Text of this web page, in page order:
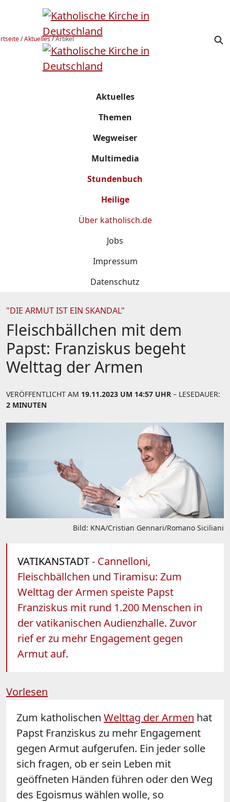
/Aktuelles/Artikel
Aktuelles
Themen
Wegweiser
Multimedia
Stundenbuch
Heilige
Über katholisch.de
Jobs
Impressum
Datenschutz
"DIE ARMUT IST EIN SKANDAL"
Fleischbällchen mit dem
Papst: Franziskus begeht
Welttag der Armen
VERÖFFENTLICHT AM 19.11.2023 UM 14:57 UHR – LESEDAUER:
2 MINUTEN
Bild: KNA/Cristian Gennari/Romano Siciliani
VATIKANSTADT- Cannelloni,
Fleischbällchen und Tiramisu: Zum
Welttag der Armen speiste Papst
Franziskus mit rund 1.200 Menschen in
der vatikanischen Audienzhalle. Zuvor
rief er zu mehr Engagement gegen
Armut auf.
Vorlesen
Zum katholischen Welttag der Armen hat
Papst Franziskus zu mehr Engagement
gegen Armut aufgerufen. Ein jeder solle
sich fragen, ob er sein Leben mit
geöffneten Händen führen oder den Weg
des Egoismus wählen wolle, so